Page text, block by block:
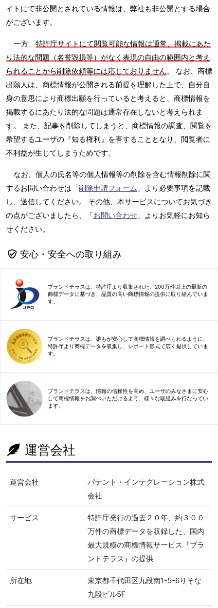
イトにて非公開とされている情報は、弊社も非公開とする場合
がございます。
一方、 特許庁サイトにて閲覧可能な情報は通常、掲載にあた
り法的な問題（名誉毀損等）がなく表現の自由の範囲内と考え
られることから削除依頼等には応じておりません。 なお、商標
出願人は、商標情報が公開される前提を理解した上で、自分自
身の意思により商標出願を行っていると考えると、商標情報を
掲載するにあたり法的な問題は通常存在しないと考えられま
す。 また、記事を削除してしまうと、商標情報の調査、閲覧を
希望するユーザの『知る権利』を害することとなり、閲覧者に
不利益が生じてしまうためです。
なお、個人の氏名等の個人情報等の削除を含む情報削除に関
するお問い合わせは「削除申請フォーム 」より必要事項を記載
し、送信してください。 その他、本サービスについてお気づき
の点がございましたら、「お問い合わせ 」よりお気軽にお知ら
せください。
安心・安全への取り組み
ブランドテラスは、特許庁より収集された、200万件以上の最新の
商標データに基づき、品質の高い商標情報の提供に取り組んでいま
す。
ブランドテラスは、誰もが安心して商標情報を調べられるように、
特許庁より商標データを収集し、レポート形式で広く提供していま
す。
ブランドテラスは、情報の信頼性を高め、ユーザのみなさまに安心
して商標情報をお調べいただけるよう、様々な取組みを行なってい
ます。
運営会社
運営会社
パテント・インテグレーション株式
会社
サービス
特許庁発行の過去２０年、約３００
万件の商標データを収録した、国内
最大規模の商標情報サービス『ブラ
ンドテラス』の提供
所在地
東京都千代田区九段南1-5-6りそな
九段ビル5F